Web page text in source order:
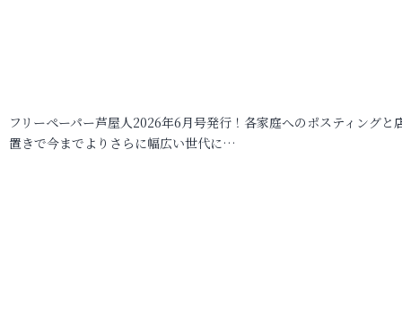
フリーペーパー芦屋人2026年6月号発行！各家庭へのポスティングと
置きで今までよりさらに幅広い世代に…